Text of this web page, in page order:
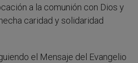
a la comunión con Dios y
caridad y solidaridad
el Mensaje del Evangelio